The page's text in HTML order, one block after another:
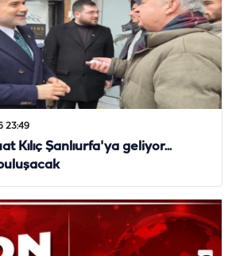
23:49
Kılıç Şanlıurfa'ya geliyor...